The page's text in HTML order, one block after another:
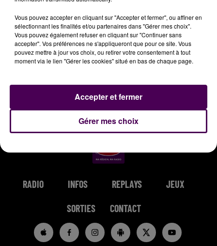
11h42
11h42
KENDJI GIRAC
11h39
11h39
THE CALLING
Wherever You Will
Go
11h35
11h35
OFENBACH &
RADIO INFOS REPLAYS JEUX
SORTIES CONTACT
Vous pouvez accepter en cliquant sur "Accepter et fermer", ou affiner en
sélectionnant les finalités et/ou partenaires dans "Gérer mes choix".
Vous pouvez également refuser en cliquant sur "Continuer sans
accepter". Vos préférences ne s'appliqueront que pour ce site. Vous
pouvez mettre à jour vos choix, ou retirer votre consentement à tout
moment via le lien "Gérer les cookies" situé en bas de chaque page.
Gérer mes choix
Accepter et fermer